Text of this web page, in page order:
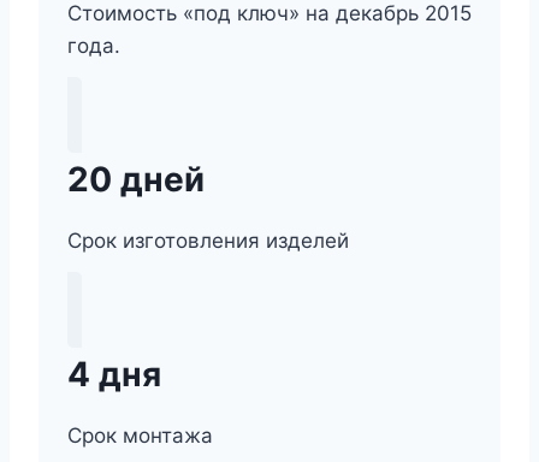
Стоимость «под ключ» на декабрь 2015
года.
20 дней
Срок изготовления изделей
4 дня
Срок монтажа